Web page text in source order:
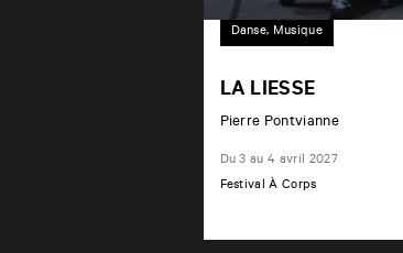
Danse, Musique
LA LIESSE
Pierre Pontvianne
Du 3 au 4 avril 2027
Festival À Corps